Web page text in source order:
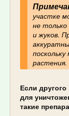
участке
не
и жуков.
растения.
Если
для
такие